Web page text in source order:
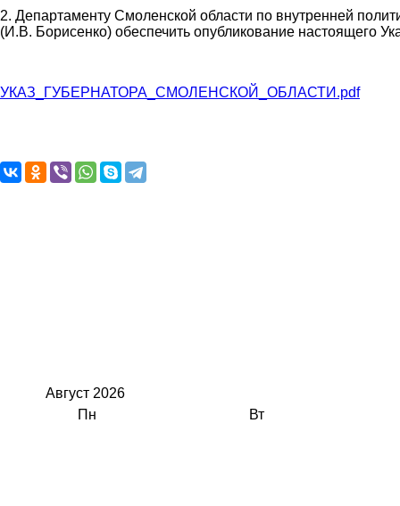
2. Департаменту Смоленской области по внутренней
(И.В. Борисенко) обеспечить опубликование настоящего
УКАЗ_ГУБЕРНАТОРА_СМОЛЕНСКОЙ_ОБЛАСТИ.pdf
Август 2026
Пн
Вт